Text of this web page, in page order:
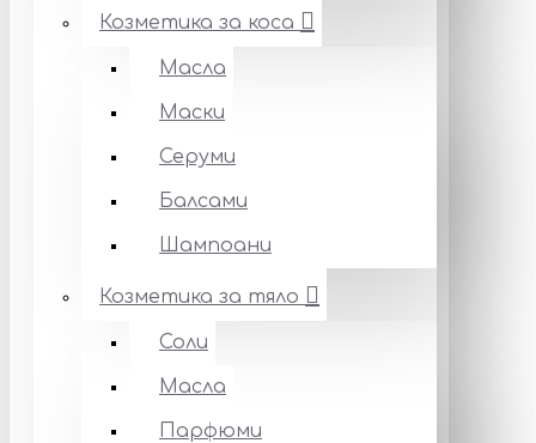
Козметика за коса
Масла
Маски
Серуми
Балсами
Шампоани
Козметика за тяло
Соли
Масла
Парфюми